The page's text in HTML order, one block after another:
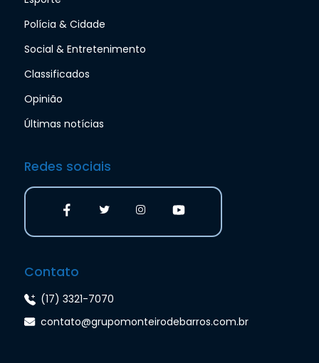
Polícia & Cidade
Social & Entretenimento
Classificados
Opinião
Últimas notícias
Redes sociais
Contato
(17) 3321-7070
contato@grupomonteirodebarros.com.br